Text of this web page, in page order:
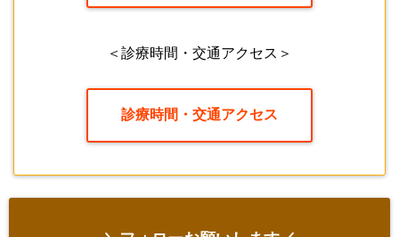
＜診療時間・交通アクセス＞
診療時間・交通アクセス